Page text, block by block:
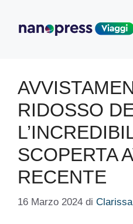
contenuto
RIDOSSO
SCOPERTA
RECENTE
16 Marzo 2024 di